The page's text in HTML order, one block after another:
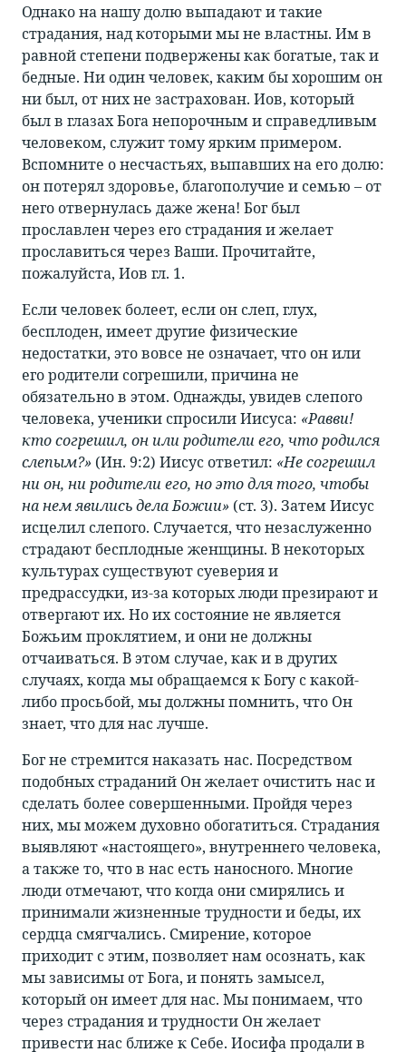
Однако на нашу долю выпадают и такие
страдания, над которыми мы не властны. Им в
равной степени подвержены как богатые, так и
бедные. Ни один человек, каким бы хорошим он
ни был, от них не застрахован. Иов, который
был в глазах Бога непорочным и справедливым
человеком, служит тому ярким примером.
Вспомните о несчастьях, выпавших на его долю:
он потерял здоровье, благополучие и семью – от
него отвернулась даже жена! Бог был
прославлен через его страдания и желает
прославиться через Ваши. Прочитайте,
пожалуйста, Иов гл. 1.
Если человек болеет, если он слеп, глух,
бесплоден, имеет другие физические
недостатки, это вовсе не означает, что он или
его родители согрешили, причина не
обязательно в этом. Однажды, увидев слепого
человека, ученики спросили Иисуса: «Равви!
кто согрешил, он или родители его, что родился
слепым?» (Ин. 9:2) Иисус ответил: «Не согрешил
ни он, ни родители его, но это для того, чтобы
на нем явились дела Божии» (ст. 3). Затем Иисус
исцелил слепого. Случается, что незаслуженно
страдают бесплодные женщины. В некоторых
культурах существуют суеверия и
предрассудки, из-за которых люди презирают и
отвергают их. Но их состояние не является
Божьим проклятием, и они не должны
отчаиваться. В этом случае, как и в других
случаях, когда мы обращаемся к Богу с какой-
либо просьбой, мы должны помнить, что Он
знает, что для нас лучше.
Бог не стремится наказать нас. Посредством
подобных страданий Он желает очистить нас и
сделать более совершенными. Пройдя через
них, мы можем духовно обогатиться. Страдания
выявляют «настоящего», внутреннего человека,
а также то, что в нас есть наносного. Многие
люди отмечают, что когда они смирялись и
принимали жизненные трудности и беды, их
сердца смягчались. Смирение, которое
приходит с этим, позволяет нам осознать, как
мы зависимы от Бога, и понять замысел,
который он имеет для нас. Мы понимаем, что
через страдания и трудности Он желает
привести нас ближе к Себе. Иосифа продали в